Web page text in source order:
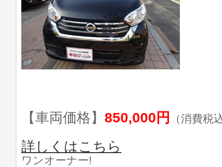
【車両価格】 850,000円 （消費税
詳しくはこちら
ワンオーナー!